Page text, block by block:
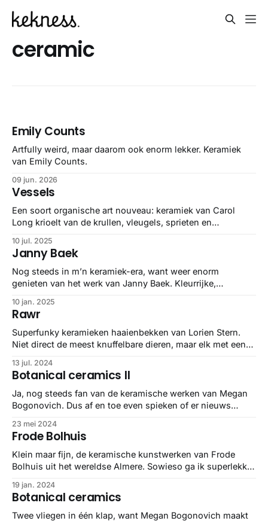
ceramic
Emily Counts
Artfully weird, maar daarom ook enorm lekker. Keramiek
van Emily Counts.
09 jun. 2026
Vessels
Een soort organische art nouveau: keramiek van Carol
Long krioelt van de krullen, vleugels, sprieten en
maar levensvormen: glazig, grillig en vol detail. Een ode
aan natuur, vakmanschap en overdaad. Glorious.
10 jul. 2025
Janny Baek
Nog steeds in m’n keramiek-era, want weer enorm
genieten van het werk van Janny Baek. Kleurrijke,
10 jan. 2025
Rawr
Superfunky keramieken haaienbekken van Lorien Stern.
Niet direct de meest knuffelbare dieren, maar elk met een
om naar te kijken.
13 jul. 2024
Botanical ceramics II
Ja, nog steeds fan van de keramische werken van Megan
Bogonovich. Dus af en toe even spieken of er nieuws
allemaal even awesome.
23 mei 2024
Frode Bolhuis
Klein maar fijn, de keramische kunstwerken van Frode
Bolhuis uit het wereldse Almere. Sowieso ga ik superlekker
feestje voor het oog?
19 jan. 2024
Botanical ceramics
Twee vliegen in één klap, want Megan Bogonovich maakt